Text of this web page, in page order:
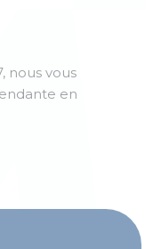
nous vous
en